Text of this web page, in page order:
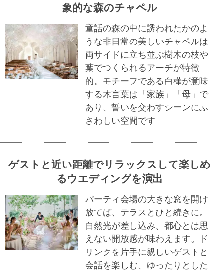
象的な森のチャペル
童話の森の中に誘われたかのよ
うな非日常の美しいチャペルは
両サイドに立ち並ぶ樹木の枝や
葉でつくられるアーチが特徴
的。モチーフである白樺が意味
する木言葉は「家族」「母」で
あり、誓いを交わすシーンにふ
さわしい空間です
ゲストと近い距離でリラックスして楽しめ
るウエディングを演出
パーティ会場の大きな窓を開け
放てば、テラスとひと続きに。
自然光が差し込み、都心とは思
えない開放感が味わえます。ド
リンクを片手に親しいゲストと
会話を楽しむ、ゆったりとした